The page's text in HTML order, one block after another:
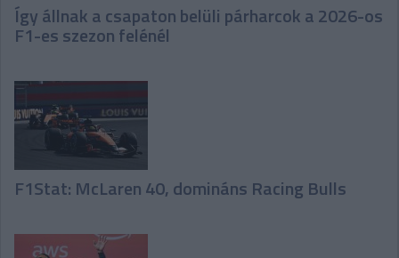
Így állnak a csapaton belüli párharcok a 2026-os
F1-es szezon felénél
F1Stat: McLaren 40, domináns Racing Bulls